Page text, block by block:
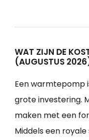
WAT ZIJN DE
(AUGUSTUS
Een warmtepomp
grote investering.
maken met een
Middels een